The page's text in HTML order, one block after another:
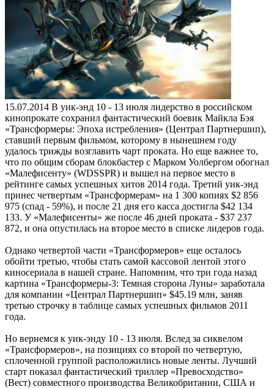
15.07.2014 В уик-энд 10 - 13 июля лидерство в российском
кинопрокате сохранил фантастический боевик Майкла Бэя
«Трансформеры: Эпоха истребления» (Централ Партнершип),
ставший первым фильмом, которому в нынешнем году
удалось трижды возглавить чарт проката. Но еще важнее то,
что по общим сборам блокбастер с Марком Уолбергом обогнал
«Малефисенту» (WDSSPR) и вышел на первое место в
рейтинге самых успешных хитов 2014 года. Третий уик-энд
принес четвертым «Трансформерам» на 1 300 копиях $2 856
975 (спад - 59%), и после 21 дня его касса достигла $42 134
133. У «Малефисенты» же после 46 дней проката - $37 237
872, и она опустилась на второе место в списке лидеров года.
Однако четвертой части «Трансформеров» еще осталось
обойти третью, чтобы стать самой кассовой лентой этого
киносериала в нашей стране. Напомним, что три года назад
картина «Трансформеры-3: Темная сторона Луны» заработала
для компании «Централ Партнершип» $45.19 млн, заняв
третью строчку в таблице самых успешных фильмов 2011
года.
Но вернемся к уик-энду 10 - 13 июля. Вслед за сиквелом
«Трансформеров», на позициях со второй по четвертую,
сплоченной группой расположились новые ленты. Лучший
старт показал фантастический триллер «Превосходство»
(Вест) совместного производства Великобритании, США и